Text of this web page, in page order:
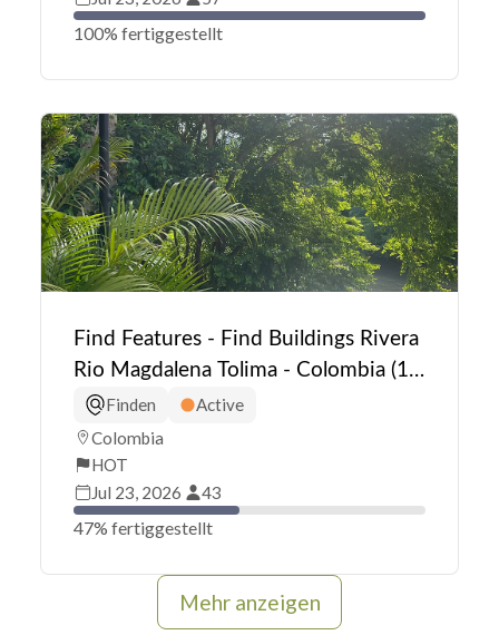
100% fertiggestellt
Find Features - Find Buildings Rivera
Rio Magdalena Tolima - Colombia (1)
HOTFinden
Active
Colombia
HOT
Jul 23, 2026
43
47% fertiggestellt
Mehr anzeigen